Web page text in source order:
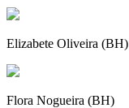
Elizabete Oliveira (BH)
Flora Nogueira (BH)